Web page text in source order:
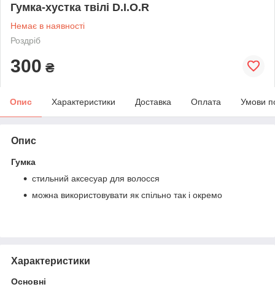
Гумка-хустка твілі D.I.O.R
Немає в наявності
Роздріб
300 ₴
Опис Характеристики Доставка Оплата Умови
Опис
Гумка
стильний аксесуар для волосся
можна використовувати як спільно так і окремо
Характеристики
Основні